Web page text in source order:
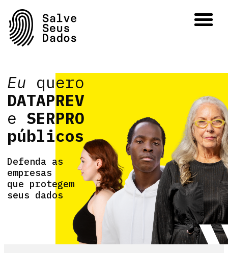
Eu quero
DATAPREV
e SERPRO
públicos
Defenda as
empresas
que protegem
seus dados